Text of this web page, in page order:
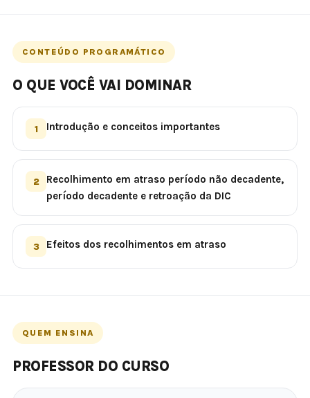
CONTEÚDO PROGRAMÁTICO
O QUE VOCÊ VAI DOMINAR
1 Introdução e conceitos importantes
2
Recolhimento em atraso período não decadente,
período decadente e retroação da DIC
3 Efeitos dos recolhimentos em atraso
QUEM ENSINA
PROFESSOR DO CURSO